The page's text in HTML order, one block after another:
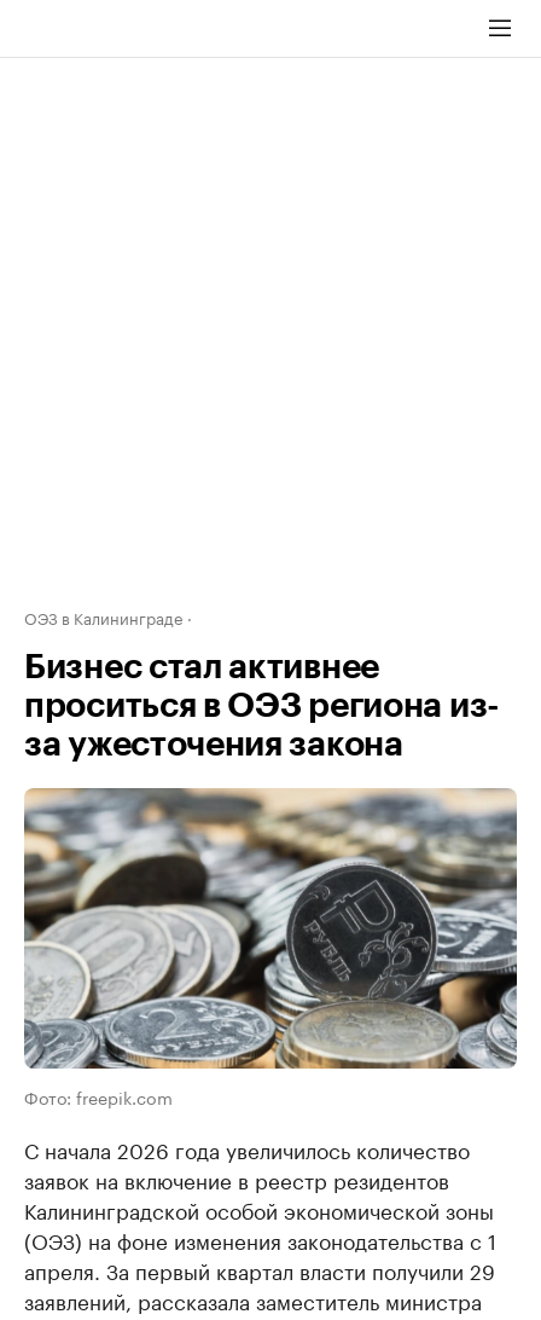
ОЭЗ в Калининграде
Бизнес стал активнее
проситься в ОЭЗ региона из-
за ужесточения закона
Фото: freepik.com
С начала 2026 года увеличилось количество
заявок на включение в реестр резидентов
Калининградской особой экономической зоны
(ОЭЗ) на фоне изменения законодательства с 1
апреля. За первый квартал власти получили 29
заявлений, рассказала заместитель министра